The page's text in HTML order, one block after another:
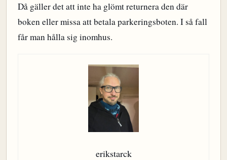
Då gäller det att inte ha glömt returnera den där
boken eller missa att betala parkeringsboten. I så fall
får man hålla sig inomhus.
erikstarck